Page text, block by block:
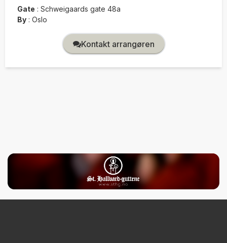
Gate : Schweigaards gate 48a
By : Oslo
Kontakt arrangøren